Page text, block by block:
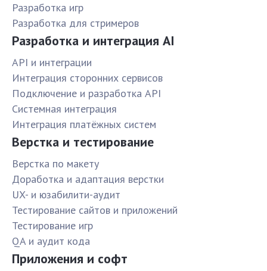
Разработка игр
Разработка для стримеров
Разработка и интеграция AI
API и интеграции
Интеграция сторонних сервисов
Подключение и разработка API
Системная интеграция
Интеграция платёжных систем
Верстка и тестирование
Верстка по макету
Доработка и адаптация верстки
UX- и юзабилити-аудит
Тестирование сайтов и приложений
Тестирование игр
QA и аудит кода
Приложения и софт